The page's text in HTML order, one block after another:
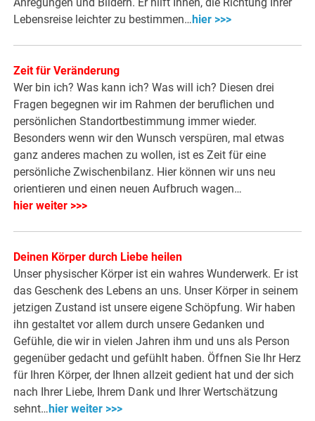
Lebensreise leichter zu bestimmen… hier >>>
Zeit für Veränderung
Wer bin ich? Was kann ich? Was will ich? Diesen drei
Fragen begegnen wir im Rahmen der beruflichen und
persönlichen Standortbestimmung immer wieder.
Besonders wenn wir den Wunsch verspüren, mal etwas
ganz anderes machen zu wollen, ist es Zeit für eine
persönliche Zwischenbilanz. Hier können wir uns neu
orientieren und einen neuen Aufbruch wagen…
hier weiter >>>
Deinen Körper durch Liebe heilen
Unser physischer Körper ist ein wahres Wunderwerk. Er ist
das Geschenk des Lebens an uns. Unser Körper in seinem
jetzigen Zustand ist unsere eigene Schöpfung. Wir haben
ihn gestaltet vor allem durch unsere Gedanken und
Gefühle, die wir in vielen Jahren ihm und uns als Person
gegenüber gedacht und gefühlt haben. Öffnen Sie Ihr Herz
für Ihren Körper, der Ihnen allzeit gedient hat und der sich
nach Ihrer Liebe, Ihrem Dank und Ihrer Wertschätzung
sehnt… hier weiter >>>